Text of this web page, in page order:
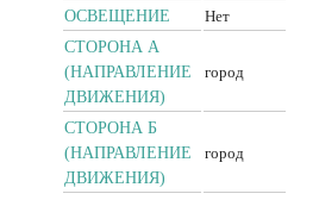
ОСВЕЩЕНИЕ
Нет
СТОРОНА А
(НАПРАВЛЕНИЕ
ДВИЖЕНИЯ)
город
СТОРОНА Б
(НАПРАВЛЕНИЕ
ДВИЖЕНИЯ)
город